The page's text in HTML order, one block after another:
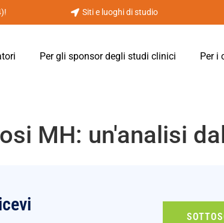
Siti e luoghi di studio
Per gli sponsor degli studi clinici Per i
MH: un'analisi